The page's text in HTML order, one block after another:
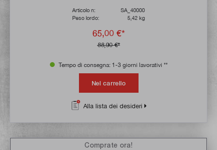
Articolo n:
SA_40000
Peso lordo:
5,42 kg
65,00 €*
88,90 €*
Tempo di consegna: 1-3 giorni lavorativi **
Nel carrello
Alla lista dei desideri
Comprate ora!